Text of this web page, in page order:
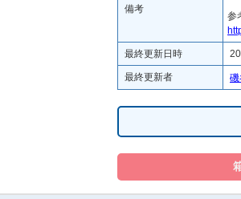
備考
参
最終更新日時
最終更新者